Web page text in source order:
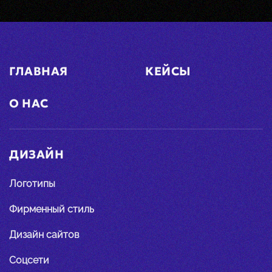
ГЛАВНАЯ КЕЙСЫ
О НАС
ДИЗАЙН
Логотипы
Фирменный стиль
Дизайн сайтов
Соцсети